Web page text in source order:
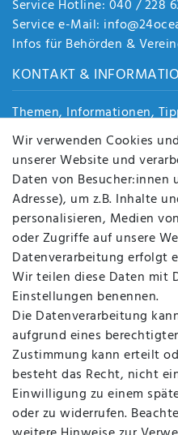
Service Hotline: 040 / 228
Service e-Mail:
Infos für Behörden &
KONTAKT &
Themen, Informationen,
Jobs
Über uns
Kontakt
Datenschutz
AGB
FAQ
Batterieentsorgung
Altölverordnung
Impressum
BEQUEM UND SICHER
Wir verwenden Cookies
unserer Website und
Daten von Besucher:innen
Adresse), um z.B. Inhalte
personalisieren, Medien
oder Zugriffe auf unsere
Datenverarbeitung erfolgt
Wir teilen diese Daten mit
Einstellungen benennen.
Die Datenverarbeitung
aufgrund eines
Zustimmung kann erteilt
besteht das Recht, nicht
Einwilligung zu einem
oder zu widerrufen.